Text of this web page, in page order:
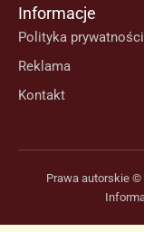
Informacje
Polityka prywatności
Reklama
Kontakt
Prawa autorskie ©